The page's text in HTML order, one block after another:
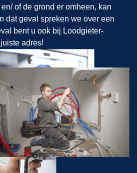
of de grond er omheen, kan
dat geval spreken we over een
bent u ook bij Loodgieter-
adres!